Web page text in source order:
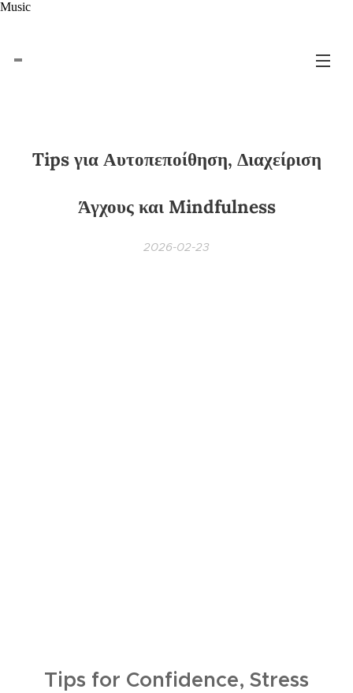
Music
Tips για Αυτοπεποίθηση, Διαχείριση
Άγχους και Mindfulness
2026-02-23
Tips for Confidence, Stress